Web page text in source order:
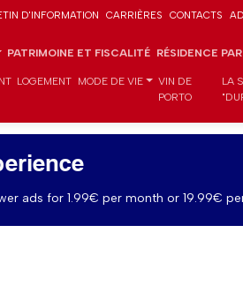
D'INFORMATION CARRIÈRES CONTACTS
PATRIMOINE ET FISCALITÉ RÉSIDENCE
LOGEMENT MODE DE VIE
VIN DE
PORTO
LA
ads for 1.99€ per month or 19.99€